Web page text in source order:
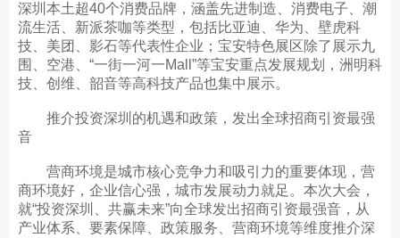
深圳本土超40个消费品牌，涵盖先进制造、消费电子、潮
流生活、新派茶咖等类型，包括比亚迪、华为、壁虎科
技、美团、影石等代表性企业；宝安特色展区除了展示九
围、空港、“一街一河一Mall”等宝安重点发展规划，洲明科
技、创维、韶音等高科技产品也集中展示。
推介投资深圳的机遇和政策，发出全球招商引资最强
音
营商环境是城市核心竞争力和吸引力的重要体现，营
商环境好，企业信心强，城市发展动力就足。本次大会，
就“投资深圳、共赢未来”向全球发出招商引资最强音，从
产业体系、要素保障、政策服务、营商环境等维度推介深